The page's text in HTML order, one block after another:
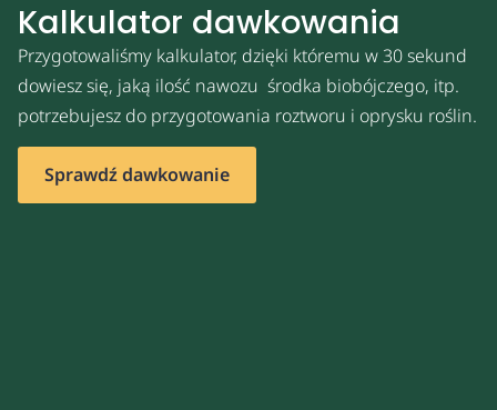
Kalkulator dawkowania
Przygotowaliśmy kalkulator, dzięki któremu w 30 sekund
dowiesz się, jaką ilość nawozu środka biobójczego, itp.
potrzebujesz do przygotowania roztworu i oprysku roślin.
Sprawdź dawkowanie